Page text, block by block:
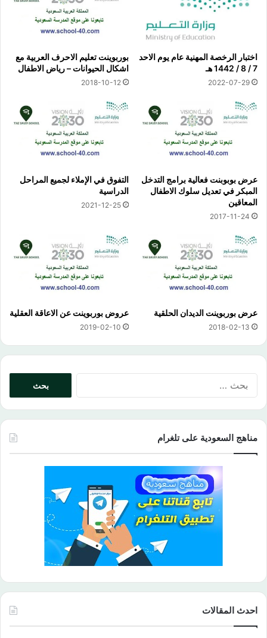
اختبار الرخصة المهنية عام يوم الاحد
7 / 8 / 1442 هـ
2022-07-29
بوربوينت تعليم الاحرف العربية مع
اشكال الحيوانات – رياض الاطفال
2018-10-12
عرض بوبوبنت فعالية برامج التدخل
المبكر في تعديل سلوك الاطفال
المعاقين
2017-11-24
التفوق في الإملاء لجميع المراحل
الدراسية
2021-12-25
عرض بوربوينت الديدان الحلقية
2018-02-13
عروض بوربوينت عن الاعاقة العقلية
2019-02-10
مناهج السعودية على تلغرام
احدث المقالات